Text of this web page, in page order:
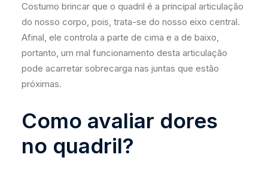
Costumo brincar que o quadril é a principal articulação
do nosso corpo, pois, trata-se do nosso eixo central.
Afinal, ele controla a parte de cima e a de baixo,
portanto, um mal funcionamento desta articulação
pode acarretar sobrecarga nas juntas que estão
próximas.
Como avaliar dores
no quadril?